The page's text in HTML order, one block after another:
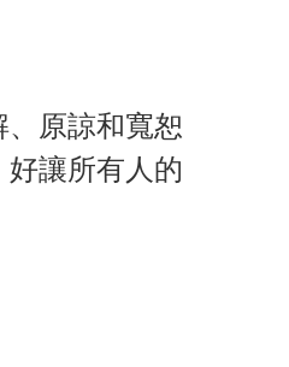
原諒和寬恕
讓所有人的